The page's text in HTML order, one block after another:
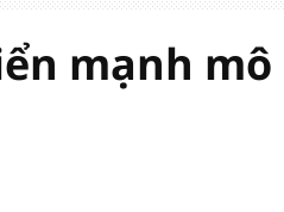
HoREA đề xuất chỉ áp dụng
mạnh